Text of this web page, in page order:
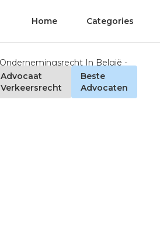
Home Categories
Advocaat
Verkeersrecht
Beste
Advocaten